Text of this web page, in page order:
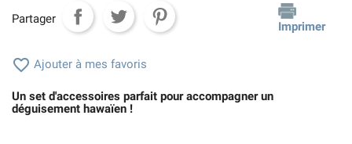
Partager
Imprimer
 Ajouter à mes favoris
Un set d'accessoires parfait pour accompagner un
déguisement hawaïen !